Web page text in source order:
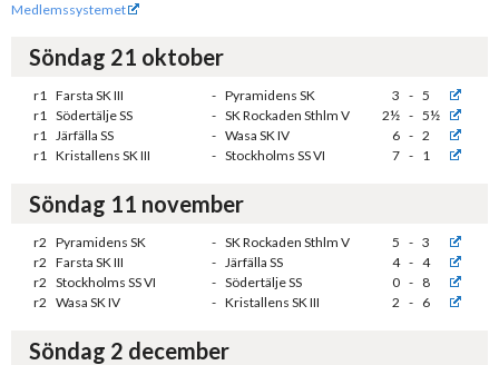
Medlemssystemet
Söndag 21 oktober
r1 Farsta SK III - Pyramidens SK 3 - 5
r1 Södertälje SS - SK Rockaden Sthlm V 2½ - 5½
r1 Järfälla SS - Wasa SK IV 6 - 2
r1 Kristallens SK III - Stockholms SS VI 7 - 1
Söndag 11 november
r2 Pyramidens SK - SK Rockaden Sthlm V 5 - 3
r2 Farsta SK III - Järfälla SS 4 - 4
r2 Stockholms SS VI - Södertälje SS 0 - 8
r2 Wasa SK IV - Kristallens SK III 2 - 6
Söndag 2 december